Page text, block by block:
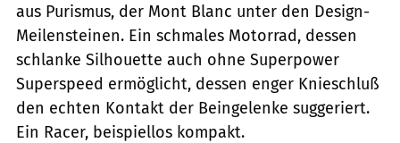
aus Purismus, der Mont Blanc unter den Design-
Meilensteinen. Ein schmales Motorrad, dessen
schlanke Silhouette auch ohne Superpower
Superspeed ermöglicht, dessen enger Knieschluß
den echten Kontakt der Beingelenke suggeriert.
Ein Racer, beispiellos kompakt.